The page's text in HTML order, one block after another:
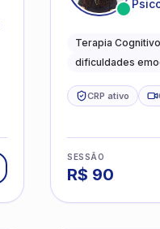
dia
Terapia
dificuldades
CRP ativo
SESSÃO
R$ 90